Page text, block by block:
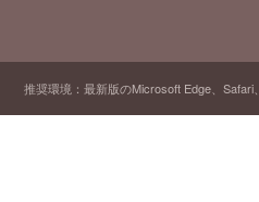
推奨環境：最新版のMicrosoft Edge、